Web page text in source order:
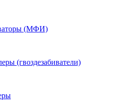
(МФИ)
(гвоздезабиватели)